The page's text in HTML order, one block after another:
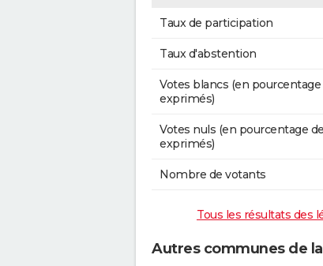
Taux de participation
Taux d'abstention
Votes blancs (en
exprimés)
Votes nuls (en pourcentage
exprimés)
Nombre de votants
Tous les résultats des
Autres communes de